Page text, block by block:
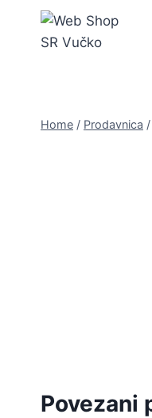
content
Home / Prodavnica /
Povezani